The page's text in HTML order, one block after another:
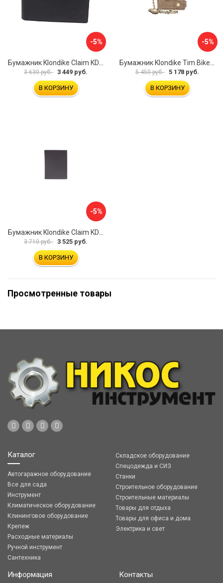
-5%
3 630 руб. 3 449 руб.
В КОРЗИНУ
-5%
5 450 руб. 5 178 руб.
В КОРЗИНУ
-5%
3 710 руб. 3 525 руб.
В КОРЗИНУ
Просмотренные товары
Каталог
Автогаражное оборудование
Все для сада
Инструмент
Климатическое оборудование
Клининговое оборудование
Крепеж
Расходные материалы
Ручной инструмент
Сантехника
Складское оборудование
Спецодежда и СИЗ
Станки
Строительное оборудование
Строительные материалы
Товары для отдыха
Товары для офиса и дома
Электрика и свет
Информация Контакты